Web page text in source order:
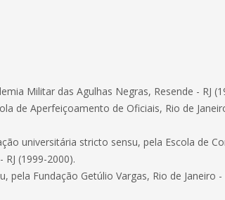
Militar das Agulhas Negras, Resende - RJ
de Aperfeiçoamento de Oficiais, Rio de
universitária stricto sensu, pela Escola de
(1999-2000).
pela Fundação Getúlio Vargas, Rio de Janeiro -